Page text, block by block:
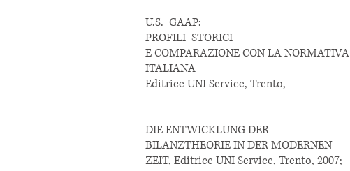
U.S. GAAP:
PROFILI STORICI
E COMPARAZIONE CON LA NORMATIVA
ITALIANA
Editrice UNI Service, Trento,
DIE ENTWICKLUNG DER
BILANZTHEORIE IN DER MODERNEN
ZEIT, Editrice UNI Service, Trento, 2007;